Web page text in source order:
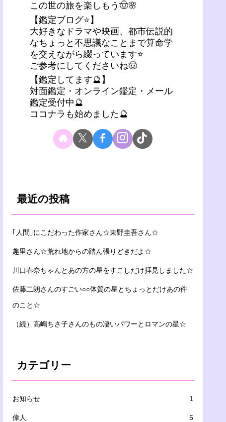
この世の旅を楽しもう🤠🌸
【鑑定ブログ⭐】
大好きなドラマや映画、都市伝説的
なちょっと不思議なことまで算命学
を交えながら綴っています⭐
ご参考にしてくださいね🤠
【鑑定してます🔮】
対面鑑定・オンライン鑑定・メール
鑑定受付中🔮
ココナラも始めました🔮
最近の投稿
｢人間｣にこだわった作家さん☆東野圭吾さん☆
趣里さん☆荒れ地からの踏ん張りどきだよ☆
川口春奈ちゃんとあの方の星をすこしだけ拝見しました☆
佐藤二朗さんのすごい○○体質の星とちょっとだけあの件
のこと☆
（続）高嶋ちさ子さんのもの凄いパワーとロマンの星☆
カテゴリー
お知らせ 1
偉人 5